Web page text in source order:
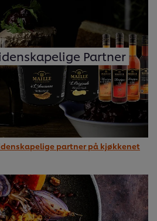
Partner
partner på kjøkkenet